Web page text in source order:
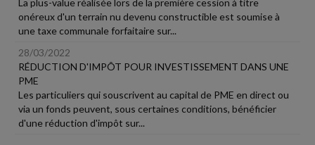
La plus-value réalisée lors de la première cession à titre
onéreux d'un terrain nu devenu constructible est soumise à
une taxe communale forfaitaire sur...
28/03/2022
RÉDUCTION D'IMPÔT POUR INVESTISSEMENT DANS UNE
PME
Les particuliers qui souscrivent au capital de PME en direct ou
via un fonds peuvent, sous certaines conditions, bénéficier
d'une réduction d'impôt sur...